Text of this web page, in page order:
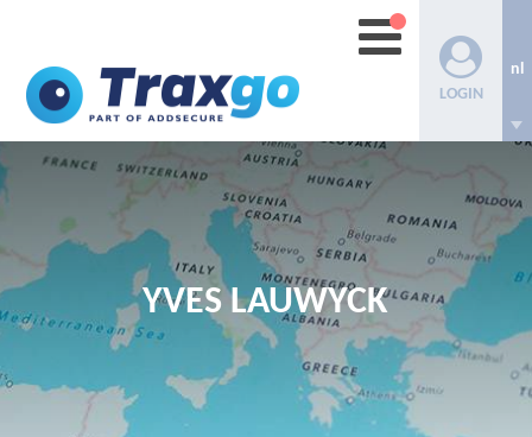
LOGIN
nl
YVES LAUWYCK